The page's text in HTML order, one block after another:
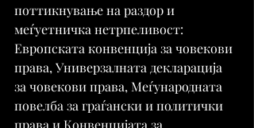
поттикнување на раздор и
меѓуетничка нетрпеливост:
Европската конвенциja за човекови
права, Универзалната декларација
за човекови права, Меѓународната
повелба за граѓански и политички
права и Конвенцијата за